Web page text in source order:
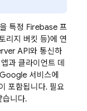
특정 Firebase 프
리지 버킷 등)에 연
API와 통신하
과 클라이언트 데
서비스에
포함됩니다. 필요
니다.